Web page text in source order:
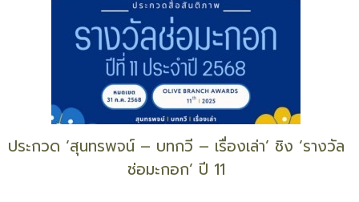
ประกวด ‘สุนทรพจน์ – บทกวี – เรื่องเล่า’ ชิง ‘รางวัล
ช่อมะกอก’ ปี 11